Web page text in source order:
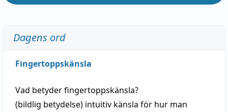
Dagens ord
Fingertoppskänsla
Vad betyderfingertoppskänsla?
(bildlig betydelse) intuitiv känsla för hur man